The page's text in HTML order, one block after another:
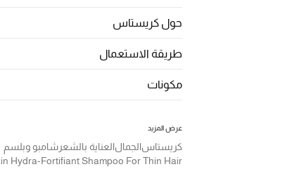
حول كريستاس
طريقة الاستعمال
مكونات
عرض المزيد
كريستاسالجمالالعناية بالشعرشامبو وبلسم
Hydra-Fortifiant Shampoo For Thin Hair